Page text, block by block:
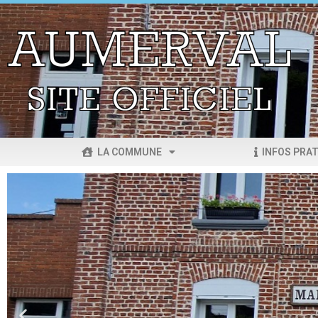
LA COMMUNE INFOS